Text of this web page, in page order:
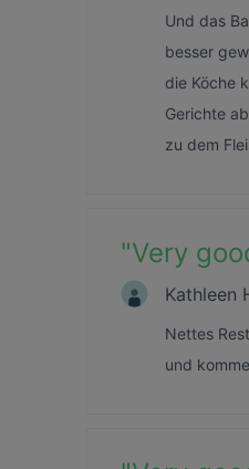
Und das
besser
die Köche
Gerichte
zu dem
"Very
Kathleen
Nettes
und